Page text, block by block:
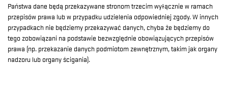
Państwa dane będą przekazywane stronom trzecim wyłącznie w ramach
przepisów prawa lub w przypadku udzielenia odpowiedniej zgody. W innych
przypadkach nie będziemy przekazywać danych, chyba że będziemy do
tego zobowiązani na podstawie bezwzględnie obowiązujących przepisów
prawa (np. przekazanie danych podmiotom zewnętrznym, takim jak organy
nadzoru lub organy ścigania).